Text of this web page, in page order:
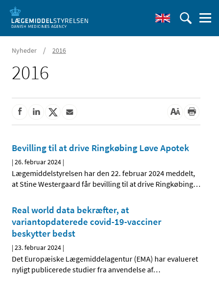
Nyheder / 2016
2016
Bevilling til at drive Ringkøbing Løve Apotek
|26. februar 2024 |
Lægemiddelstyrelsen har den 22. februar 2024 meddelt,
at Stine Westergaard får bevilling til at drive Ringkøbing…
Real world data bekræfter, at
variantopdaterede covid-19-vacciner
beskytter bedst
|23. februar 2024 |
Det Europæiske Lægemiddelagentur (EMA) har evalueret
nyligt publicerede studier fra anvendelse af…